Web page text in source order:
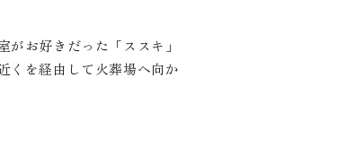
お好きだった「ススキ」
くを経由して火葬場へ向か